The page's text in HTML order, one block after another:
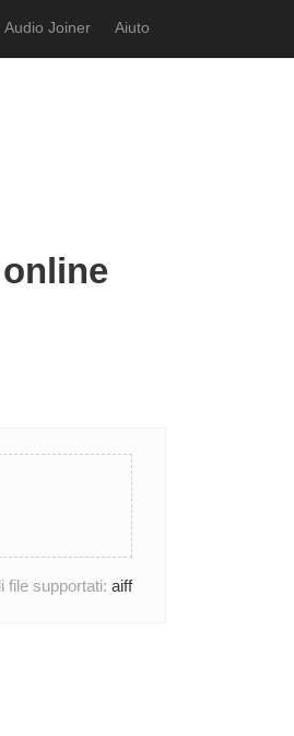
Audio Joiner Aiuto
file supportati: aiff